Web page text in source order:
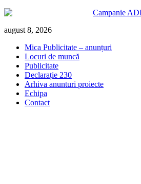
Skip
content
august 8, 2026
Mica Publicitate – anunțuri
Locuri de muncă
Publicitate
Declarație 230
Arhiva anunturi proiecte
Echipa
Contact